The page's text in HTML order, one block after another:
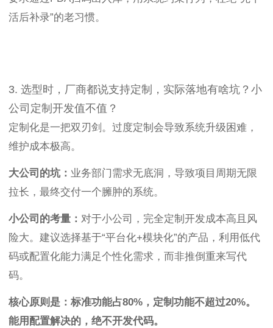
活后补录”的老习惯。
3. 选型时，厂商都说支持定制，实际落地有啥坑？小
公司定制开发值不值？
定制化是一把双刃剑。过度定制会导致系统升级困难，
维护成本极高。
大公司的坑： 业务部门需求无底洞，导致项目周期无限
拉长，最终交付一个臃肿的系统。
小公司的考量： 对于小公司，完全定制开发成本高且风
险大。建议选择基于“平台化+模块化”的产品，利用低代
码或配置化能力满足个性化需求，而非推倒重来写代
码。
核心原则是：标准功能占80%，定制功能不超过20%。
能用配置解决的，绝不开发代码。